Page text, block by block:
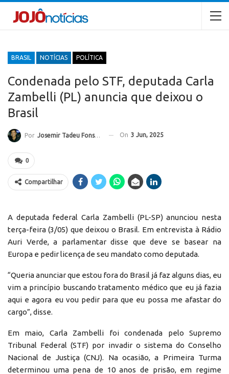
BRASIL NOTÍCIAS POLÍTICA
Condenada pelo STF, deputada Carla
Zambelli (PL) anuncia que deixou o
Brasil
Por Josemir Tadeu Fonseca On 3 Jun, 2025
0
Compartilhar
A deputada federal Carla Zambelli (PL-SP) anunciou nesta
terça-feira (3/05) que deixou o Brasil. Em entrevista à Rádio
Auri Verde, a parlamentar disse que deve se basear na
Europa e pedir licença de seu mandato como deputada.
“Queria anunciar que estou fora do Brasil já faz alguns dias, eu
vim a princípio buscando tratamento médico que eu já fazia
aqui e agora eu vou pedir para que eu possa me afastar do
cargo”, disse.
Em maio, Carla Zambelli foi condenada pelo Supremo
Tribunal Federal (STF) por invadir o sistema do Conselho
Nacional de Justiça (CNJ). Na ocasião, a Primeira Turma
determinou uma pena de 10 anos de prisão, em regime